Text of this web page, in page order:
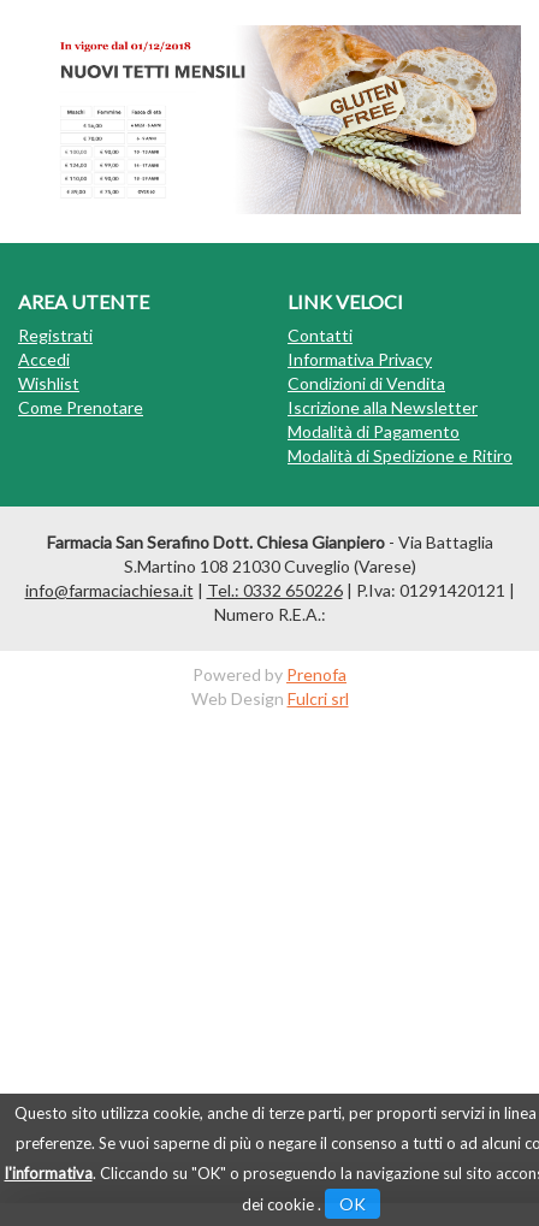
Questo sito utilizza cookie, anche di terze parti, per proporti servizi in linea
preferenze. Se vuoi saperne di più o negare il consenso a tutti o ad alcuni
l'informativa. Cliccando su "OK" o proseguendo la navigazione sul sito
dei cookie .
OK
AREA UTENTE
Registrati
Accedi
Wishlist
Come Prenotare
LINK VELOCI
Contatti
Informativa Privacy
Condizioni di Vendita
Iscrizione alla Newsletter
Modalità di Pagamento
Modalità di Spedizione e Ritiro
Farmacia San Serafino Dott. Chiesa Gianpiero - Via Battaglia
S.Martino 108 21030 Cuveglio (Varese)
info@farmaciachiesa.it | Tel.: 0332 650226| P.Iva: 01291420121 |
Numero R.E.A.:
Powered by Prenofa
Web Design Fulcri srl